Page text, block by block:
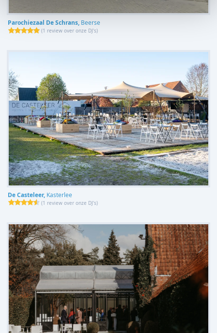
Parochiezaal De Schrans, Beerse
(1 review over onze DJ's)
De Casteleer, Kasterlee
(1 review over onze DJ's)